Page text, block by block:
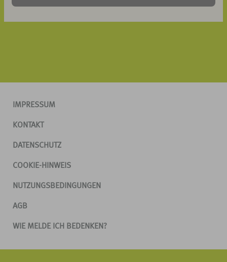
IMPRESSUM
KONTAKT
DATENSCHUTZ
COOKIE-HINWEIS
NUTZUNGSBEDINGUNGEN
AGB
WIE MELDE ICH BEDENKEN?